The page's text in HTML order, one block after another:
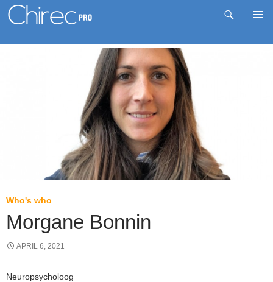
Zoeken
Who's who
Morgane Bonnin
APRIL 6, 2021
Neuropsycholoog